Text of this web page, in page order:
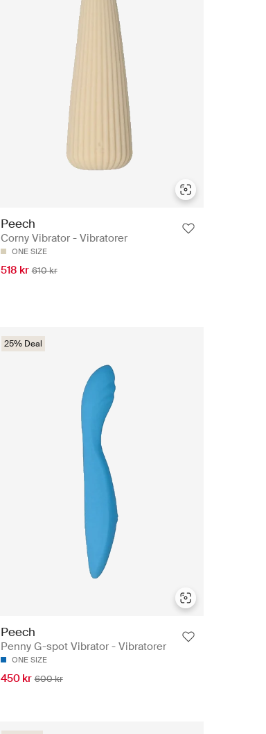
Peech
Corny Vibrator - Vibratorer
ONE SIZE
518 kr 610 kr
25% Deal
Peech
Penny G-spot Vibrator - Vibratorer
ONE SIZE
450 kr 600 kr